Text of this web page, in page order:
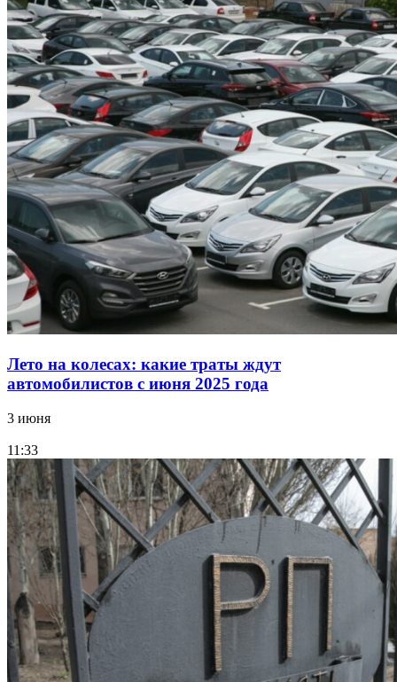
Лето на колесах: какие траты ждут
автомобилистов с июня 2025 года
3 июня
11:33